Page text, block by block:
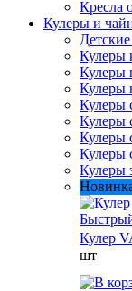
Кресла
Кулеры и
Кулеры
Кулеры
Кулеры
Кулеры
Кулеры
Кулеры
Кулеры
Кулеры
Кулер
шт